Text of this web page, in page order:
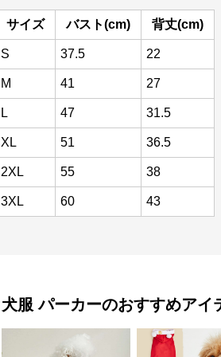
サイズ バスト(cm) 背丈(cm)
S 37.5 22
M 41 27
L 47 31.5
XL 51 36.5
2XL 55 38
3XL 60 43
犬服 パーカーのおすすめアイ